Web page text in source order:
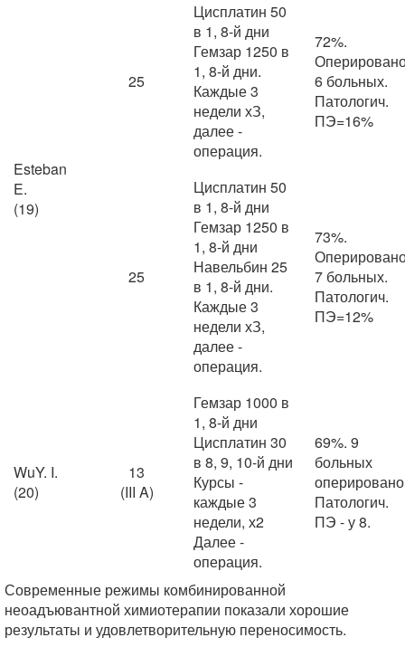
Esteban
E.
(19)
25
Цисплатин 50
в 1, 8-й дни
Гемзар 1250 в
1, 8-й дни.
Каждые 3
недели хЗ,
далее -
операция.
72%.
6 больных.
Патологич.
ПЭ=16%
25
Цисплатин 50
в 1, 8-й дни
Гемзар 1250 в
1, 8-й дни
Навельбин 25
в 1, 8-й дни.
Каждые 3
недели хЗ,
далее -
операция.
73%.
7 больных.
Патологич.
ПЭ=12%
WuY. I.
(20)
13
(III A)
Гемзар 1000 в
1, 8-й дни
Цисплатин 30
в 8, 9, 10-й дни
Курсы -
каждые 3
недели, х2
Далее -
операция.
69%. 9
больных
Патологич.
ПЭ - у 8.
Современные режимы комбинированной
неоадъювантной химиотерапии показали хорошие
результаты и удовлетворительную переносимость.